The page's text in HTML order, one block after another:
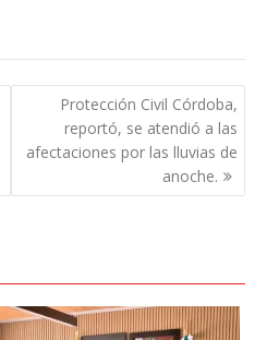
Protección Civil Córdoba,
reportó, se atendió a las
afectaciones por las lluvias de
anoche.